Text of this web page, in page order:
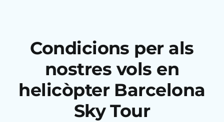
Condicions per als
nostres vols en
helicòpter Barcelona
Sky Tour